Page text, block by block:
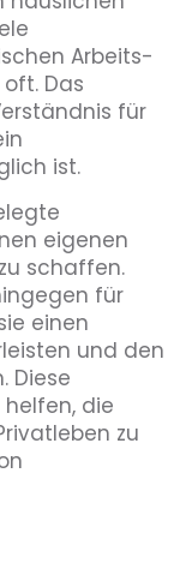
Arbeits-
Das
für
ist.
eigenen
schaffen.
für
einen
und den
Diese
die
zu